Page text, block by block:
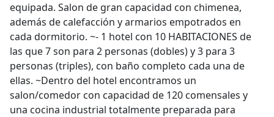
equipada. Salon de gran capacidad con chimenea,
además de calefacción y armarios empotrados en
cada dormitorio. ~- 1 hotel con 10 HABITACIONES de
las que 7 son para 2 personas (dobles) y 3 para 3
personas (triples), con baño completo cada una de
ellas. ~Dentro del hotel encontramos un
salon/comedor con capacidad de 120 comensales y
una cocina industrial totalmente preparada para